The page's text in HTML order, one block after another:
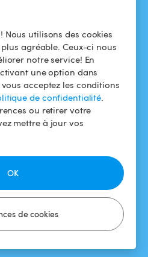
Nous utilisons des cookies
agréable. Ceux-ci nous
notre service! En
une option dans
acceptez les conditions
de confidentialité.
ou retirer votre
mettre à jour vos
de cookies
OK
ma piscine
ça
?
Conditions
d'utilisation
Politique de
confidentialité
Mentions légales